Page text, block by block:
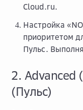
Cloud.ru.
Настройка
приоритетом
Пульс.
2. Advanced
(Пульс)